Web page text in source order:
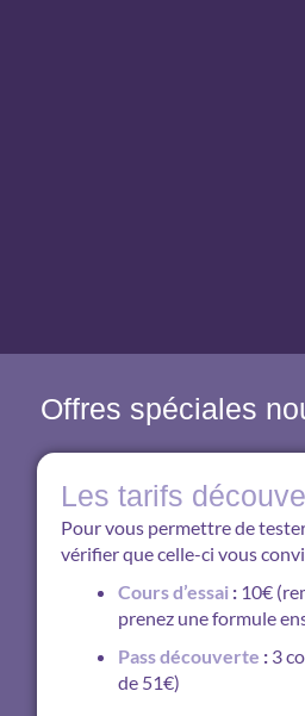
Offres spéciales
Les tarifs
Pour vous permettre de
vérifier que celle-ci vous
Cours d’essai : 10€
prenez une formule
Pass découverte : 3
de 51€)